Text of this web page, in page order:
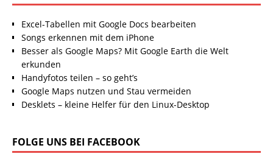
Excel-Tabellen mit Google Docs bearbeiten
Songs erkennen mit dem iPhone
Besser als Google Maps? Mit Google Earth die Welt
erkunden
Handyfotos teilen – so geht’s
Google Maps nutzen und Stau vermeiden
Desklets – kleine Helfer für den Linux-Desktop
FOLGE UNS BEI FACEBOOK